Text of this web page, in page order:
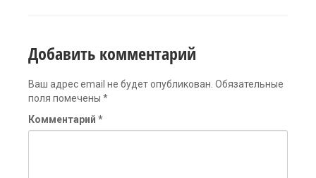
Добавить комментарий
Ваш адрес email не будет опубликован. Обязательные
поля помечены *
Комментарий *